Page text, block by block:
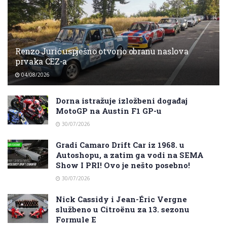
Renzo Jurić uspješno otvorio obranu naslova
prvaka CEZ-a
04/08/2026
Dorna istražuje izložbeni događaj
MotoGP na Austin F1 GP-u
30/07/2026
Gradi Camaro Drift Car iz 1968. u
Autoshopu, a zatim ga vodi na SEMA
Show I PRI! Ovo je nešto posebno!
30/07/2026
Nick Cassidy i Jean-Éric Vergne
službeno u Citroënu za 13. sezonu
Formule E